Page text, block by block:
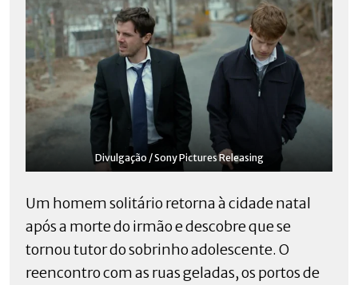
Divulgação / Sony Pictures Releasing
Um homem solitário retorna à cidade natal
após a morte do irmão e descobre que se
tornou tutor do sobrinho adolescente. O
reencontro com as ruas geladas, os portos de